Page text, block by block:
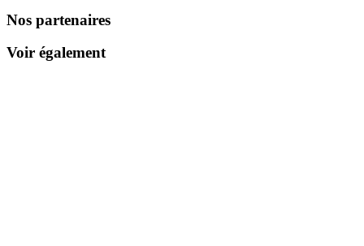
Nos partenaires
Voir également